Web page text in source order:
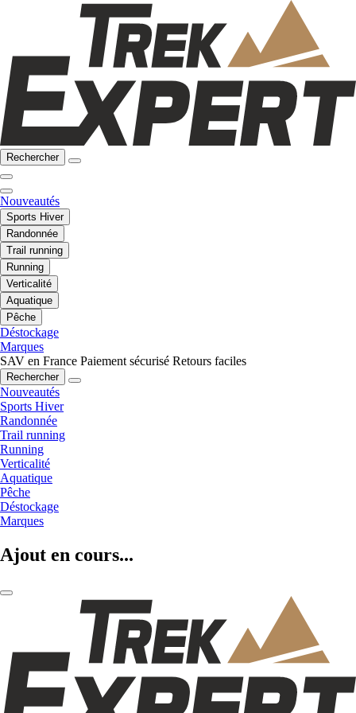
Rechercher
Nouveautés
Sports Hiver
Randonnée
Trail running
Running
Verticalité
Aquatique
Pêche
Déstockage
Marques
SAV en France Paiement sécurisé Retours faciles
Rechercher
Nouveautés
Sports Hiver
Randonnée
Trail running
Running
Verticalité
Aquatique
Pêche
Déstockage
Marques
Ajout en cours...